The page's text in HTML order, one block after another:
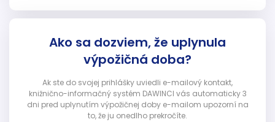
Ako sa dozviem, že uplynula
výpožičná doba?
Ak ste do svojej prihlášky uviedli e-mailový kontakt,
knižnično-informačný systém DAWINCI vás automaticky 3
dni pred uplynutím výpožičnej doby e-mailom upozorní na
to, že ju onedlho prekročíte.